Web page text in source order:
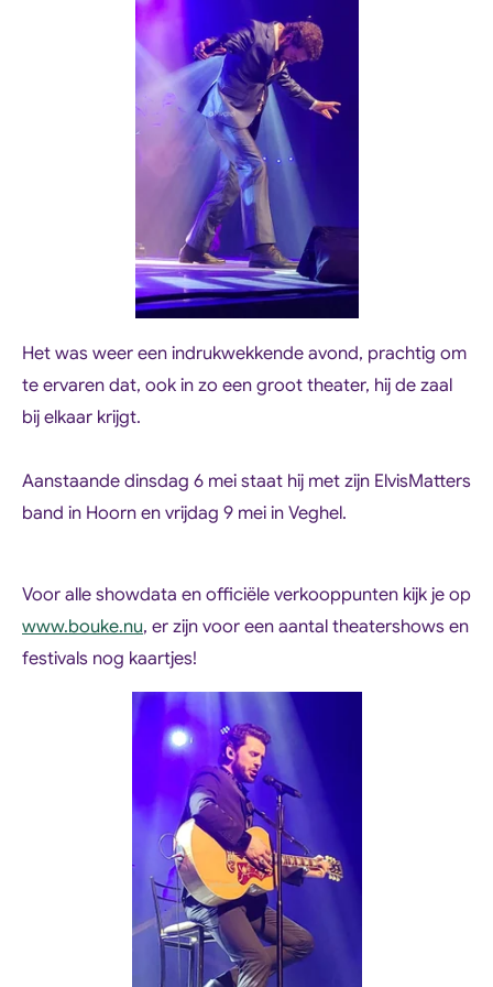
Het was weer een indrukwekkende avond, prachtig om
te ervaren dat, ook in zo een groot theater, hij de zaal
bij elkaar krijgt.
Aanstaande dinsdag 6 mei staat hij met zijn ElvisMatters
band in Hoorn en vrijdag 9 mei in Veghel.
Voor alle showdata en officiële verkooppunten kijk je op
www.bouke.nu, er zijn voor een aantal theatershows en
festivals nog kaartjes!